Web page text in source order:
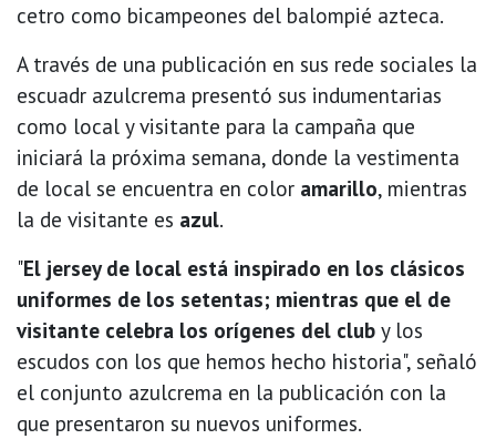
cetro como bicampeones del balompié azteca.
A través de una publicación en sus rede sociales la
escuadr azulcrema presentó sus indumentarias
como local y visitante para la campaña que
iniciará la próxima semana, donde la vestimenta
de local se encuentra en color amarillo, mientras
la de visitante es azul.
"El jersey de local está inspirado en los clásicos
uniformes de los setentas; mientras que el de
visitante celebra los orígenes del club y los
escudos con los que hemos hecho historia", señaló
el conjunto azulcrema en la publicación con la
que presentaron su nuevos uniformes.